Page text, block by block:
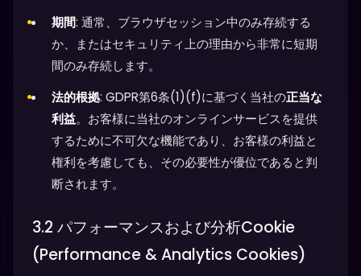
期間: 通常、ブラウザセッション中のみ存続する
か、またはセキュリティ上の理由から非常に短期
間のみ存続します。
法的根拠: GDPR第6条(1)(f)に基づく当社の正当な
利益。お客様に当社のオンラインサービスを提供
するために不可欠な機能であり、お客様の利益と
権利を考慮しても、その必要性が優位であると判
断されます。
3.2 パフォーマンスおよび分析Cookie
(Performance & Analytics Cookies)